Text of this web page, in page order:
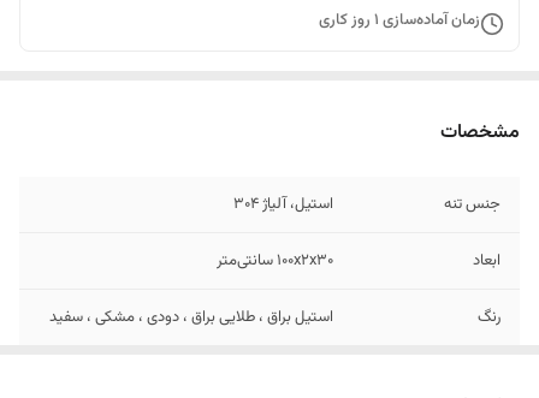
زمان آماده‌سازی 1 روز کاری
مشخصات
جنس تنه استیل، آلیاژ 304
ابعاد ۱۰۰x۲x۳۰ سانتی‌متر
رنگ استیل براق ، طلایی براق ، دودی ، مشکی ، سفید